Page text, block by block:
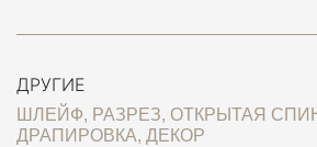
ДРУГИЕ
ШЛЕЙФ, РАЗРЕЗ, ОТКРЫТАЯ
ДРАПИРОВКА, ДЕКОР